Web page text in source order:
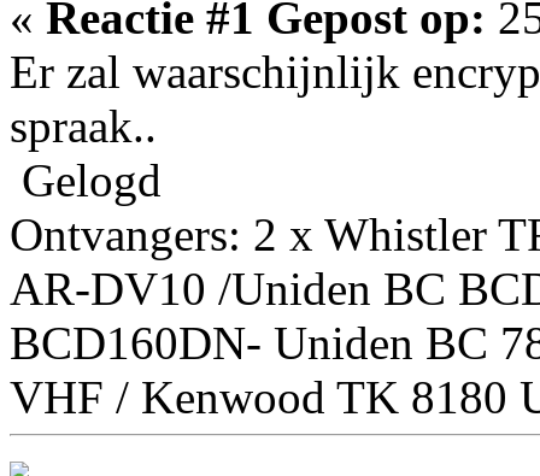
« Reactie #1 Gepost op:
Er zal waarschijnlijk
spraak..
Gelogd
Ontvangers: 2 x Whistler
AR-DV10 /Uniden BC
BCD160DN- Uniden BC
VHF / Kenwood TK 8180